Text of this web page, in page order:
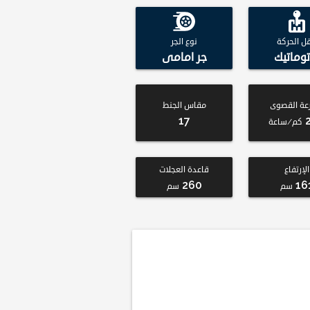
الحركة نوع الجر
جر امامى
القصوى
كم/ساعة
مقاس الجنط
17
الإرتفاع
سم
قاعدة العجلات
260 سم